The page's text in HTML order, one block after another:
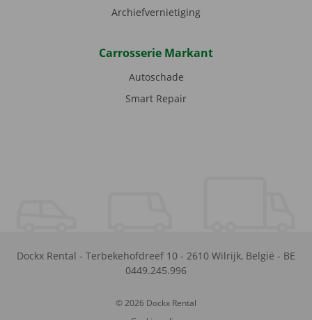
Archiefvernietiging
Carrosserie Markant
Autoschade
Smart Repair
Dockx Rental - Terbekehofdreef 10 - 2610 Wilrijk, België - BE
0449.245.996
© 2026 Dockx Rental